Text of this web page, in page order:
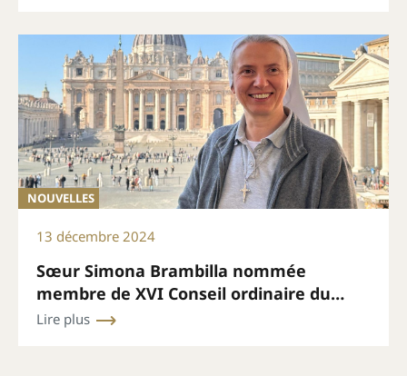
NOUVELLES
13 décembre 2024
Sœur Simona Brambilla nommée
membre de XVI Conseil ordinaire du
Secrétariat général du Synode
Lire plus